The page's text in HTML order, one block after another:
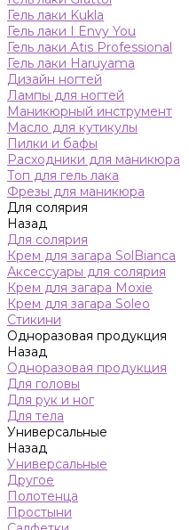
Гель лаки Kukla
Гель лаки I Envy You
Гель лаки Atis Professional
Гель лаки Haruyama
Дизайн ногтей
Лампы для ногтей
Маникюрный инструмент
Масло для кутикулы
Пилки и бафы
Расходники для маникюра
Топ для гель лака
Фрезы для маникюра
Для солярия
Назад
Для солярия
Крем для загара SolBianca
Аксессуары для солярия
Крем для загара Moxie
Крем для загара Soleo
Стикини
Одноразовая продукция
Назад
Одноразовая продукция
Для головы
Для рук и ног
Для тела
Универсальные
Назад
Универсальные
Другое
Полотенца
Простыни